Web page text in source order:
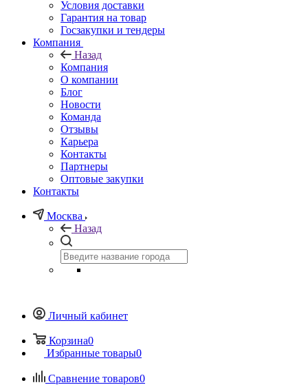
Условия доставки
Гарантия на товар
Госзакупки и тендеры
Компания
Назад
Компания
О компании
Блог
Новости
Команда
Отзывы
Карьера
Контакты
Партнеры
Оптовые закупки
Контакты
Москва
Назад
Личный кабинет
Корзина0
Избранные товары0
Сравнение товаров0